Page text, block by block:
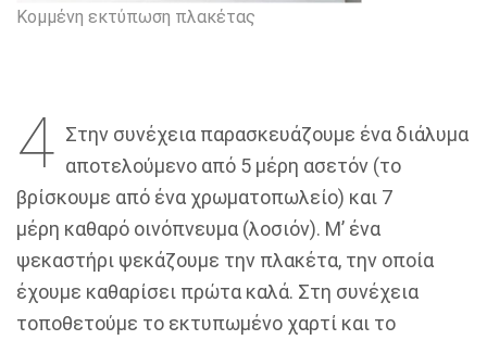
Κομμένη εκτύπωση πλακέτας
4 Στην συνέχεια παρασκευάζουμε ένα διάλυμα
αποτελούμενο από 5 μέρη ασετόν (το
βρίσκουμε από ένα χρωματοπωλείο) και 7
μέρη καθαρό οινόπνευμα (λοσιόν). Μ’ ένα
ψεκαστήρι ψεκάζουμε την πλακέτα, την οποία
έχουμε καθαρίσει πρώτα καλά. Στη συνέχεια
τοποθετούμε το εκτυπωμένο χαρτί και το